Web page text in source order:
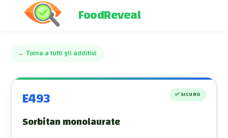
FoodReveal
← Torna a tutti gli additivi
E493 ✅SICURO
Sorbitan monolaurate